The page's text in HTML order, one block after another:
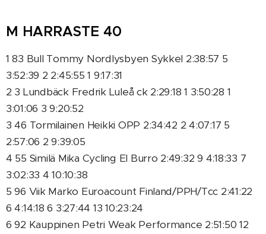
M HARRASTE 40
1 83 Bull Tommy Nordlysbyen Sykkel 2:38:57 5
3:52:39 2 2:45:55 1 9:17:31
2 3 Lundbäck Fredrik Luleå ck 2:29:18 1 3:50:28 1
3:01:06 3 9:20:52
3 46 Tormilainen Heikki OPP 2:34:42 2 4:07:17 5
2:57:06 2 9:39:05
4 55 Similä Mika Cycling El Burro 2:49:32 9 4:18:33 7
3:02:33 4 10:10:38
5 96 Viik Marko Euroacount Finland/PPH/Tcc 2:41:22
6 4:14:18 6 3:27:44 13 10:23:24
6 92 Kauppinen Petri Weak Performance 2:51:50 12